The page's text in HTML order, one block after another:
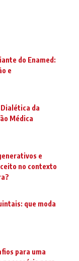
do Enamed:
e
Dialética da
Médica
e
no contexto
que moda
para uma